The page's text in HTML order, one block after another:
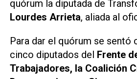
quórum la diputada de
Lourdes Arrieta, aliada al
Para dar el quórum se sentó
cinco diputados del Frente
Trabajadores, la Coalición